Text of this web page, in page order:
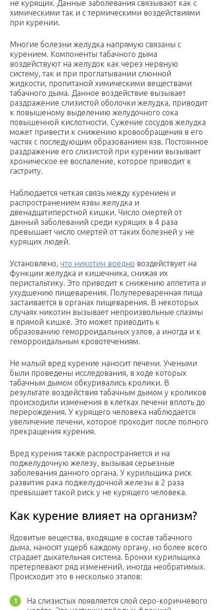
не курящих. Данные заболевания связывают как с
химическими так и с термическими воздействиями
при курении.
Многие болезни желудка напрямую связаны с
курением. Компоненты табачного дыма
воздействуют на желудок как через нервную
систему, так и при проглатывании слюнной
жидкости, пропитаной химическими веществами
табачного дыма. Данное воздействие вызывает
раздражение слизистой оболочки желудка, приводит
к повышеному выделению желудочного сока
повышенной кислотности. Сужение сосудов желудка
может привести к снижению кровообращения в его
частях с последующим образованием язв. Постоянное
раздражение его слизистой при курении вызывает
хроническое ее воспаление, которое приводит к
гастриту.
Наблюдается четкая связь между курением и
распространением язвы желудка и
двенадцатиперстной кишки. Число смертей от
данный заболеваний среди курящих в 4 раза
превышает число смертей от таких болезней у не
курящих людей.
Установлено, что никотин вредно воздействует на
функции желудка и кишечника, снижая их
перистальтику. Это приводит к снижению аппетита и
ухудшению пищеварения. Полупереваренная пища
застаивается в органах пищеварения. В некоторых
случаях никотин вызывает непроизвольные спазмы
в прямой кишке. Это может приводить к
образованию геморроидальных узлов, а иногда и к
геморроидальным кровотечениям.
Не малый вред курение наносит печени. Учеными
были проведены исследования, в ходе которых
табачным дымом обкуривались кролики. В
результате воздействия табачным дымом у кроликов
происходили изменения в клетках печени вплоть до
перерождения. У курящего человека наблюдается
увеличение печени, которое проходит после полного
прекращения курения.
Вред курения также распространяется и на
поджелудочную железу, вызывая серьезные
заболевания данного органа. У курильщика риск
развития рака поджелудочной железы в 2 раза
превышает такой риск у не курящего человека.
Как курение влияет на организм?
Ядовитые вещества, входящие в состав табачного
дыма, наносят ущерб каждому органу, но более всего
страдает дыхательная система. Бронхи курильщика
претерпевают ряд изменений, иногда необратимых.
Происходит это в несколько этапов:
На слизистых появляется слой серо-коричневого